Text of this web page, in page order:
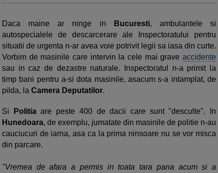
Daca maine ar ninge in Bucuresti, ambulantele si
autospecialele de descarcerare ale Inspectoratului pentru
situatii de urgenta n-ar avea voie potrivit legii sa iasa din curte.
Vorbim de masinile care intervin la cele mai grave accidente
sau in caz de dezastre naturale. Inspectoratul n-a primit la
timp bani pentru a-si dota masinile, asacum s-a intamplat, de
pilda, la Camera Deputatilor.
Si Politiaare peste 400 de dacii care sunt "desculte". In
Hunedoara, de exemplu, jumatate din masinile de politie n-au
cauciucuri de iarna, asa ca la prima ninsoare nu se vor misca
din parcare.
"Vremea de afara a permis in toata tara pana acum si a